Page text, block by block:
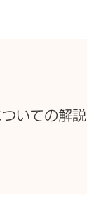
いての解説